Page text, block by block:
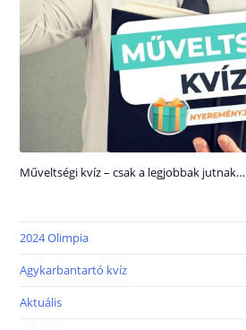
Műveltségi kvíz – csak a legjobbak jutnak…
2024 Olimpia
Agykarbantartó kvíz
Aktuális